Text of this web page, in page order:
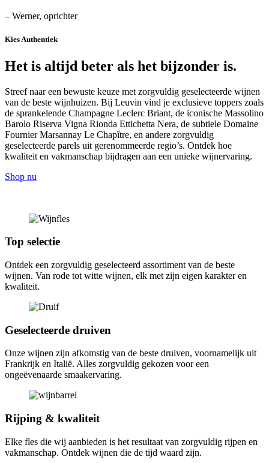
– Werner, oprichter
Kies Authentiek
Het is altijd beter als het bijzonder is.
Streef naar een bewuste keuze met zorgvuldig geselecteerde wijnen
van de beste wijnhuizen. Bij Leuvin vind je exclusieve toppers zoals
de sprankelende Champagne Leclerc Briant, de iconische Massolino
Barolo Riserva Vigna Rionda Ettichetta Nera, de subtiele Domaine
Fournier Marsannay Le Chapître, en andere zorgvuldig
geselecteerde parels uit gerenommeerde regio’s. Ontdek hoe
kwaliteit en vakmanschap bijdragen aan een unieke wijnervaring.
Shop nu
Top selectie
Ontdek een zorgvuldig geselecteerd assortiment van de beste
wijnen. Van rode tot witte wijnen, elk met zijn eigen karakter en
kwaliteit.
Geselecteerde druiven
Onze wijnen zijn afkomstig van de beste druiven, voornamelijk uit
Frankrijk en Italië. Alles zorgvuldig gekozen voor een
ongeëvenaarde smaakervaring.
Rijping & kwaliteit
Elke fles die wij aanbieden is het resultaat van zorgvuldig rijpen en
vakmanschap. Ontdek wijnen die de tijd waard zijn.